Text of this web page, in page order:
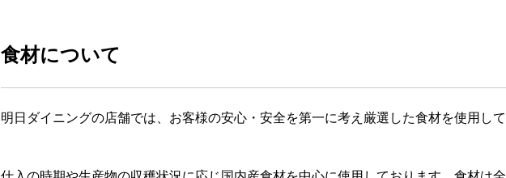
食材について
明日ダイニングの店舗では、お客様の安心・安全を第一に考え厳選した食材を使用し